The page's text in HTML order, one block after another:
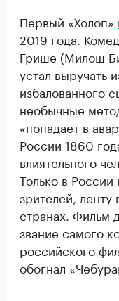
Первый «Холоп»
2019 года.
Грише (Милош
устал выручать
избалованного
необычные
«попадает в
России 1860
влиятельного
Только в
зрителей, ленту
странах. Фильм
звание самого
российского
обогнал